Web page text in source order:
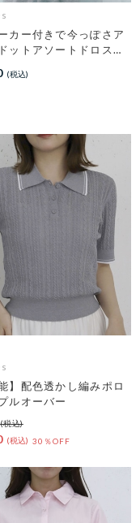
カー付きで今っぽさア
ットアソートドロスト
】配色透かし編みポロ
ルオーバー
30％OFF